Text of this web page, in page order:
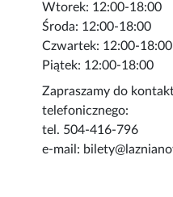
Wtorek: 12:00-18:00
Środa: 12:00-18:00
Czwartek: 12:00-18:00
Piątek: 12:00-18:00
Zapraszamy do
telefonicznego:
tel. 504-416-796
e-mail: